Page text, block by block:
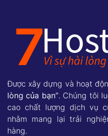
Được xây dựng và hoạt
lòng của bạn”. Chúng tôi
cao chất lượng dịch vụ
nhằm mang lại trải
hàng.